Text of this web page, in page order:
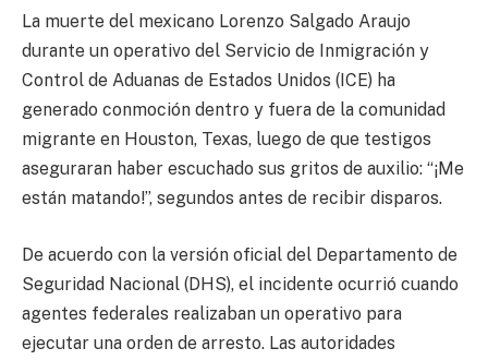
La muerte del mexicano Lorenzo Salgado Araujo
durante un operativo del Servicio de Inmigración y
Control de Aduanas de Estados Unidos (ICE) ha
generado conmoción dentro y fuera de la comunidad
migrante en Houston, Texas, luego de que testigos
aseguraran haber escuchado sus gritos de auxilio: “¡Me
están matando!”, segundos antes de recibir disparos.
De acuerdo con la versión oficial del Departamento de
Seguridad Nacional (DHS), el incidente ocurrió cuando
agentes federales realizaban un operativo para
ejecutar una orden de arresto. Las autoridades